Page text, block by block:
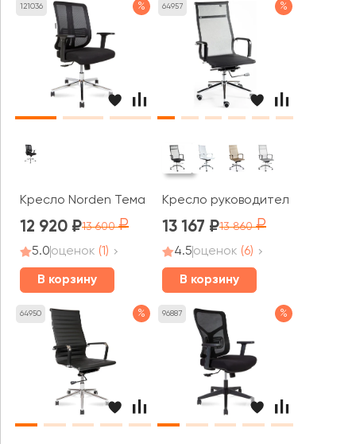
121036 %
Кресло Norden Тема Хром / Tema Сhrome 2D LB
12 920 13 600
5.0оценок (1)
В корзину
64957 %
Кресло руководителя Norden
13 167 13 860
4.5оценок (6)
В корзину
64950 % 96887 %